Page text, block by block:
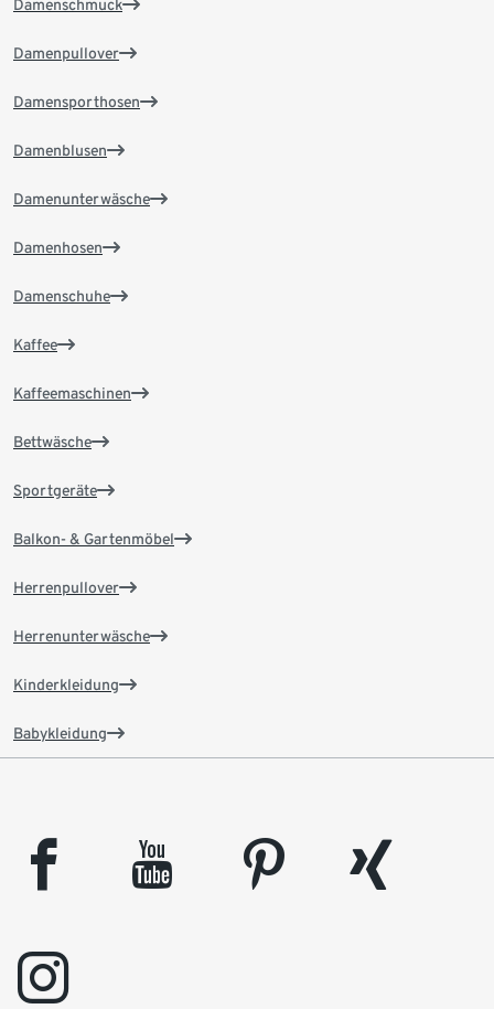
Damenschmuck
Damenpullover
Damensporthosen
Damenblusen
Damenunterwäsche
Damenhosen
Damenschuhe
Kaffee
Kaffeemaschinen
Bettwäsche
Sportgeräte
Balkon- & Gartenmöbel
Herrenpullover
Herrenunterwäsche
Kinderkleidung
Babykleidung
facebook youtube pinterest
xing
instagram